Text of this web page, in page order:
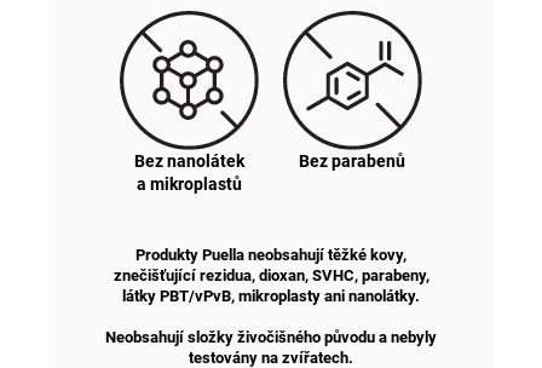
Bez nanolátek
a mikroplastů
Bez parabenů
Produkty Puella neobsahují těžké kovy,
znečišťující rezidua, dioxan, SVHC, parabeny,
látky PBT/vPvB, mikroplasty ani nanolátky.
Neobsahují složky živočišného původu a nebyly
testovány na zvířatech.